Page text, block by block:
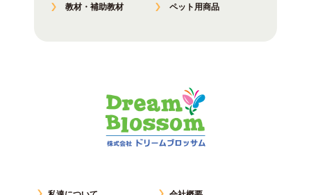
教材・補助教材 ペット用商品